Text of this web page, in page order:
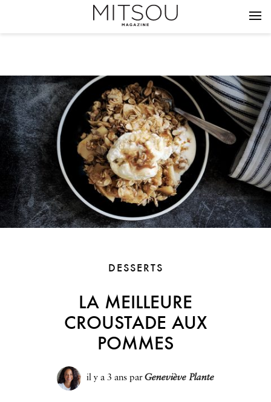
DESSERTS
LA MEILLEURE
CROUSTADE AUX
POMMES
il y a 3 ansparGeneviève Plante